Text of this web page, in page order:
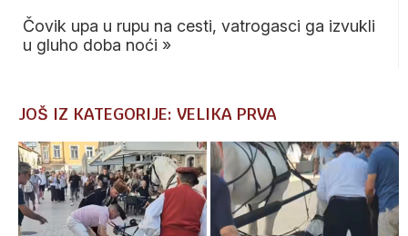
Čovik upa u rupu na cesti, vatrogasci ga izvukli
u gluho doba noći »
JOŠ IZ KATEGORIJE: VELIKA PRVA